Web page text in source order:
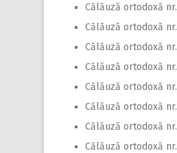
Călăuză ortodoxă nr.
Călăuză ortodoxă
Călăuză ortodoxă
Călăuză ortodoxă
Călăuză ortodoxă
Călăuză ortodoxă nr.
Călăuză ortodoxă
Călăuză ortodoxă